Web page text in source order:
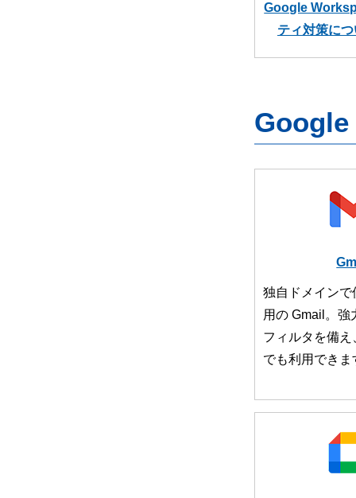
Google
ティ対策に
Google
独自ドメイン
用の Gmail。強
フィルタを備
でも利用できま